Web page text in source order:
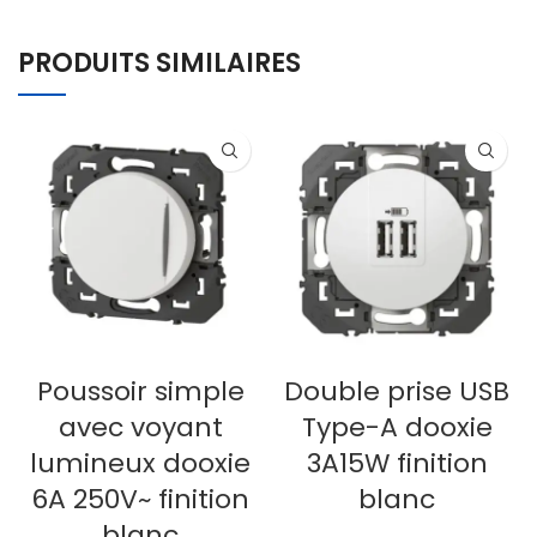
PRODUITS SIMILAIRES
Poussoir simple
avec voyant
lumineux dooxie
6A 250V~ finition
Double prise USB
Type-A dooxie
3A15W finition
blanc